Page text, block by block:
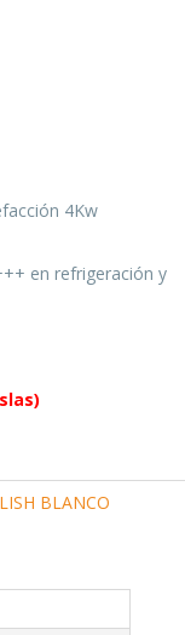
4Kw
en refrigeración y
BLANCO